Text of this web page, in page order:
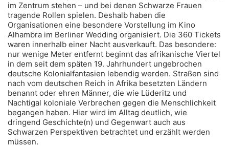
im Zentrum stehen – und bei denen Schwarze Frauen
tragende Rollen spielen. Deshalb haben die
Organisationen eine besondere Vorstellung im Kino
Alhambra im Berliner Wedding organisiert. Die 360 Tickets
waren innerhalb einer Nacht ausverkauft. Das besondere:
nur wenige Meter entfernt beginnt das afrikanische Viertel
in dem seit dem späten 19. Jahrhundert ungebrochen
deutsche Kolonialfantasien lebendig werden. Straßen sind
nach vom deutschen Reich in Afrika besetzten Ländern
benannt oder ehren Männer, die wie Lüderitz und
Nachtigal koloniale Verbrechen gegen die Menschlichkeit
begangen haben. Hier wird im Alltag deutlich, wie
dringend Geschichte(n) und Gegenwart auch aus
Schwarzen Perspektiven betrachtet und erzählt werden
müssen.